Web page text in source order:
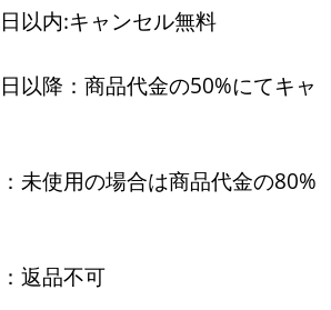
以内:キャンセル無料
以降：商品代金の50%にてキャ
未使用の場合は商品代金の80%
返品不可